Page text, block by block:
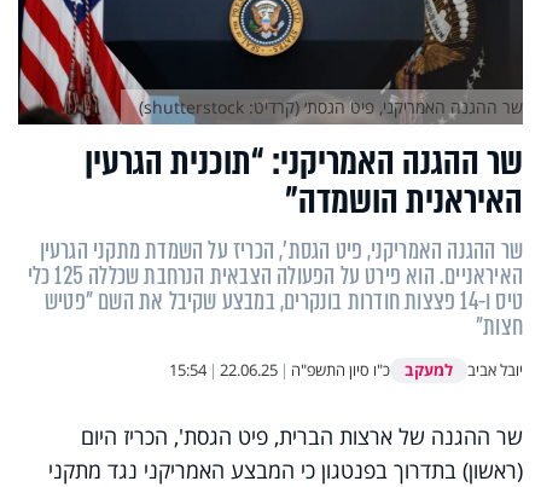
שר ההגנה האמריקני: “תוכנית הגרעין
האיראנית הושמדה”
שר ההגנה האמריקני, פיט הגסת׳, הכריז על השמדת מתקני הגרעין
האיראניים. הוא פירט על הפעולה הצבאית הנרחבת שכללה 125 כלי
טיס ו-14 פצצות חודרות בונקרים, במבצע שקיבל את השם "פטיש
חצות"
יובל אביב למעקב כ"ו סיון התשפ"ה |
22.06.25
|
15:54
שר ההגנה האמריקני, פיט הגסת׳ (קרדיט: shutterstock)
שר ההגנה של ארצות הברית, פיט הגסת', הכריז היום
(ראשון) בתדרוך בפנטגון כי המבצע האמריקני נגד מתקני